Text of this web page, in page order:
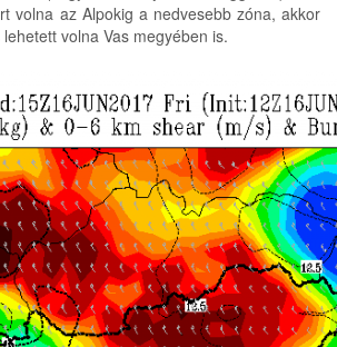
volna az Alpokig a nedvesebb zóna, akkor
volna Vas megyében is.